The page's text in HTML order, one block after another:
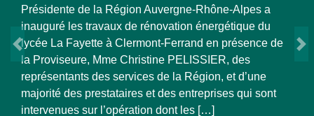
Alpes a
du
de
des
d’une
qui sont
Lire la suite
Previous